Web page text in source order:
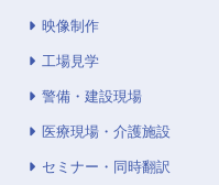
映像制作
工場見学
警備・建設現場
医療現場・介護施設
セミナー・同時翻訳